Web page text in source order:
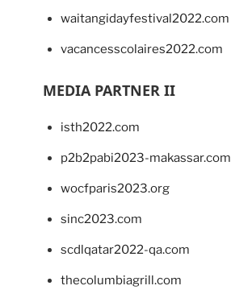
waitangidayfestival2022.com
vacancesscolaires2022.com
MEDIA PARTNER II
isth2022.com
p2b2pabi2023-makassar.com
wocfparis2023.org
sinc2023.com
scdlqatar2022-qa.com
thecolumbiagrill.com